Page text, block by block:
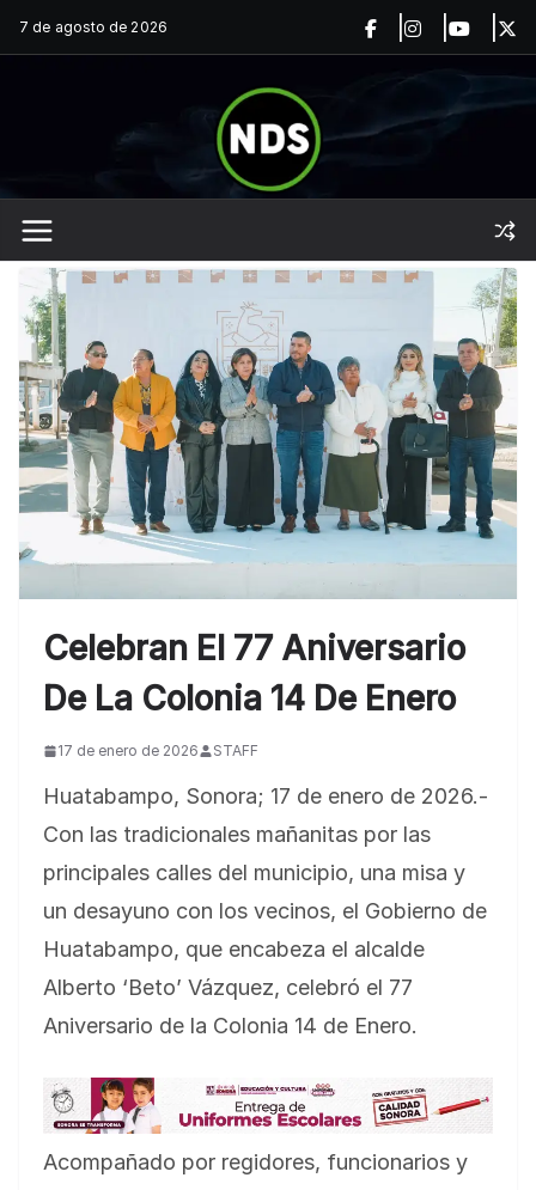
Saltar
al
7 de agosto de 2026
Celebran El 77 Aniversario
De La Colonia 14 De Enero
17 de enero de 2026 STAFF
Huatabampo, Sonora; 17 de enero de 2026.-
Con las tradicionales mañanitas por las
principales calles del municipio, una misa y
un desayuno con los vecinos, el Gobierno de
Huatabampo, que encabeza el alcalde
Alberto ‘Beto’ Vázquez, celebró el 77
Aniversario de la Colonia 14 de Enero.
Acompañado por regidores, funcionarios y